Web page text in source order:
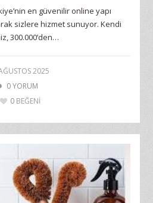
en güvenilir online yapı
sizlere hizmet sunuyor. Kendi
300.000’den…
2025
0 YORUM
0BEĞENİ